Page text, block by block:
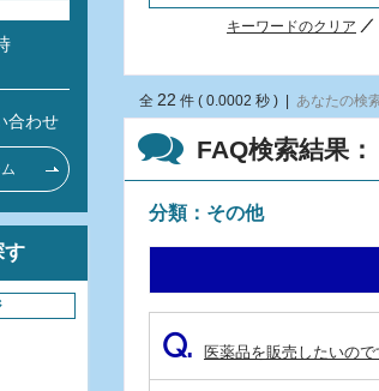
キーワードのクリア
FAQ検索結果：
分類：その他
全 22 件 ( 0.0002 秒 ) あなたの検
Q. 医薬品を販売したいの
合わせ
す